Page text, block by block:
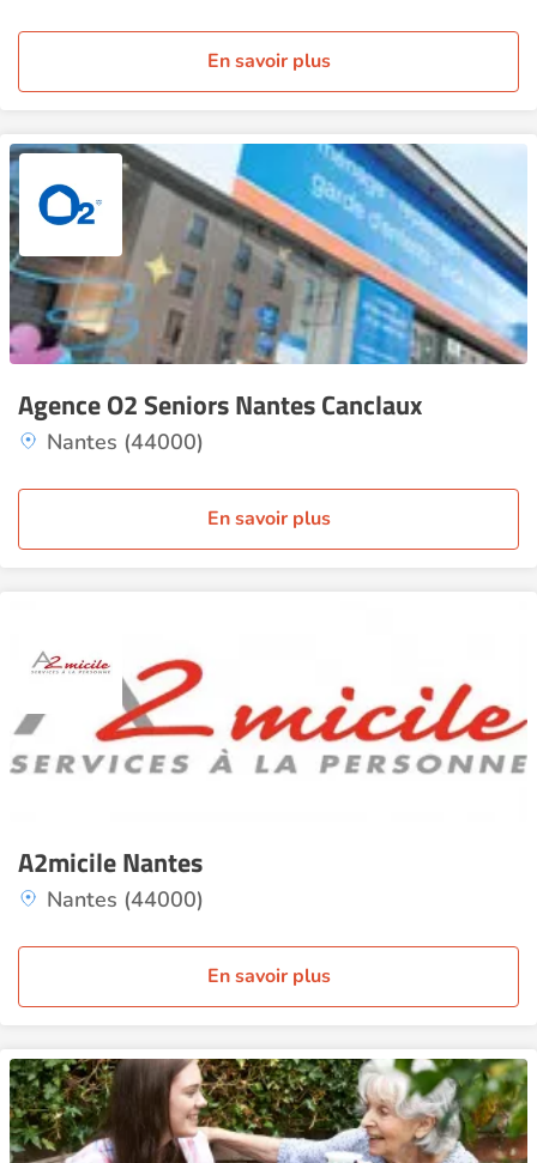
En savoir plus
Agence O2 Seniors Nantes Canclaux
Nantes (44000)
En savoir plus
A2micile Nantes
Nantes (44000)
En savoir plus